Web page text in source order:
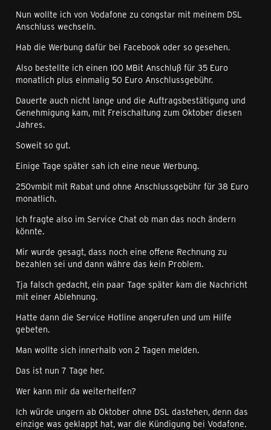
Nun wollte ich von Vodafone zu congstar mit meinem DSL
Anschluss wechseln.
Hab die Werbung dafür bei Facebook oder so gesehen.
Also bestellte ich einen 100 MBit Anschluß für 35 Euro
monatlich plus einmalig 50 Euro Anschlussgebühr.
Dauerte auch nicht lange und die Auftragsbestätigung und
Genehmigung kam, mit Freischaltung zum Oktober diesen
Jahres.
Soweit so gut.
Einige Tage später sah ich eine neue Werbung.
250vmbit mit Rabat und ohne Anschlussgebühr für 38 Euro
monatlich.
Ich fragte also im Service Chat ob man das noch ändern
könnte.
Mir wurde gesagt, dass noch eine offene Rechnung zu
bezahlen sei und dann währe das kein Problem.
Tja falsch gedacht, ein paar Tage später kam die Nachricht
mit einer Ablehnung.
Hatte dann die Service Hotline angerufen und um Hilfe
gebeten.
Man wollte sich innerhalb von 2 Tagen melden.
Das ist nun 7 Tage her.
Wer kann mir da weiterhelfen?
Ich würde ungern ab Oktober ohne DSL dastehen, denn das
einzige was geklappt hat, war die Kündigung bei Vodafone.